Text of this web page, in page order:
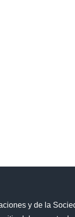
y de la